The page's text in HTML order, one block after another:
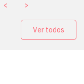
< >
Ver todos